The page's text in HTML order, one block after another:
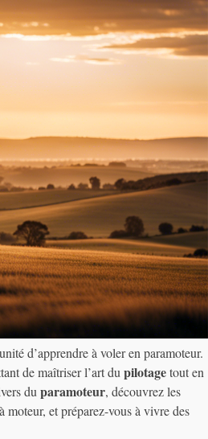
d’apprendre à voler en paramoteur.
de maîtriser l’art du pilotagetout en
du paramoteur, découvrez les
moteur, et préparez-vous à vivre des